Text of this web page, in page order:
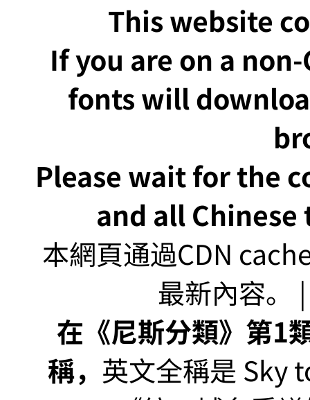
This website
If you are on a
fonts will
Please wait for the
and all
本網頁通過CDN
最新內容。
在《尼斯分類》第
稱， 英文全稱是 Sky